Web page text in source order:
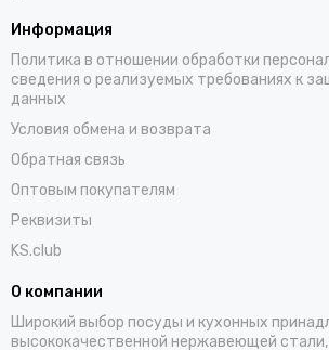
Информация
Политика в отношении обработки
сведения о реализуемых требованиях к
данных
Условия обмена и возврата
Обратная связь
Оптовым покупателям
Реквизиты
KS.club
О компании
Широкий выбор посуды и кухонных
высококачественной нержавеющей